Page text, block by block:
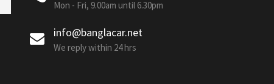
Mon - Fri, 9.00am until 6.30pm
info@banglacar.net
We reply within 24 hrs